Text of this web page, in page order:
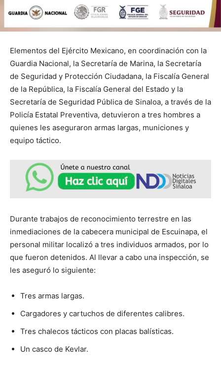
Elementos del Ejército Mexicano, en coordinación con la
Guardia Nacional, la Secretaría de Marina, la Secretaría
de Seguridad y Protección Ciudadana, la Fiscalía General
de la República, la Fiscalía General del Estado y la
Secretaría de Seguridad Pública de Sinaloa, a través de la
Policía Estatal Preventiva, detuvieron a tres hombres a
quienes les aseguraron armas largas, municiones y
equipo táctico.
Durante trabajos de reconocimiento terrestre en las
inmediaciones de la cabecera municipal de Escuinapa, el
personal militar localizó a tres individuos armados, por lo
que fueron detenidos. Al llevar a cabo una inspección, se
les aseguró lo siguiente:
Tres armas largas.
Cargadores y cartuchos de diferentes calibres.
Tres chalecos tácticos con placas balísticas.
Un casco de Kevlar.